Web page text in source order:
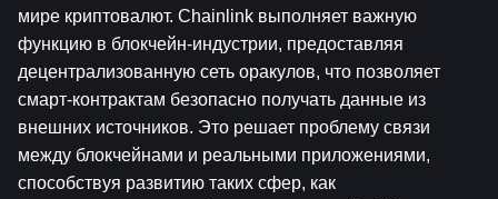
мире криптовалют. Chainlink выполняет важную
функцию в блокчейн-индустрии, предоставляя
децентрализованную сеть оракулов, что позволяет
смарт-контрактам безопасно получать данные из
внешних источников. Это решает проблему связи
между блокчейнами и реальными приложениями,
способствуя развитию таких сфер, как